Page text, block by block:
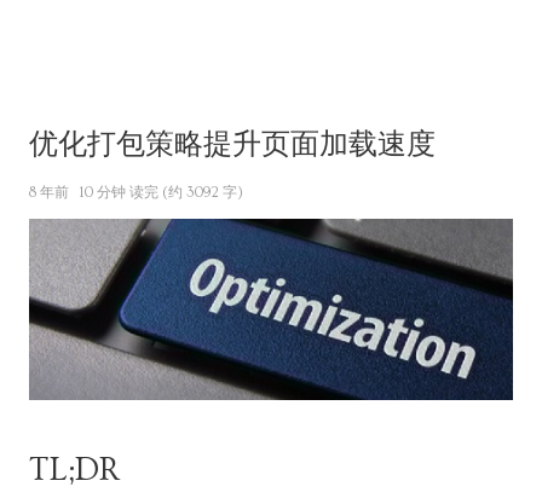
优化打包策略提升页面加载速度
8 年前 10 分钟 读完 (约 3092 字)
TL;DR